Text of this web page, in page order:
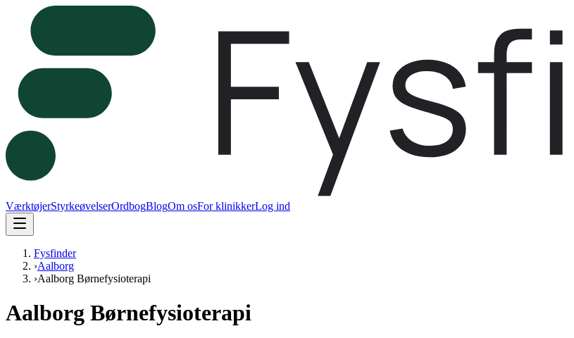
VærktøjerStyrkeøvelserOrdbogBlogOm osFor klinikkerLog ind
Fysfinder
›Aalborg
›Aalborg Børnefysioterapi
Aalborg Børnefysioterapi